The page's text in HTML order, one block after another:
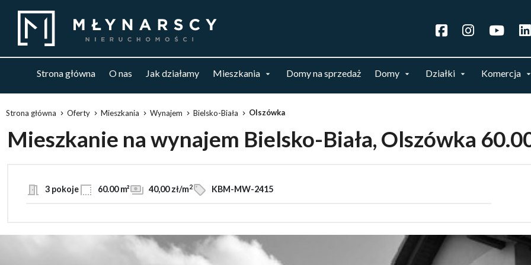
Strona główna O nas Jak działamy Mieszkania Domy na sprzedaż Domy Działki Komercja
Strona główna Oferty Mieszkania Wynajem Bielsko-Biała Olszówka
Mieszkanie na wynajem Bielsko-Biała, Olszówka
3 pokoje 60.00 m² 40,00 zł/m2 KBM-MW-2415